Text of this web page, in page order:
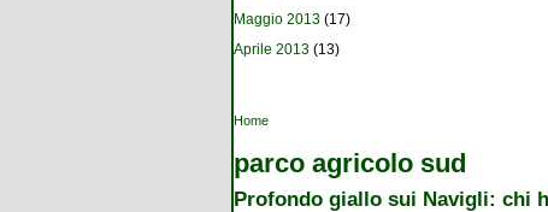
Maggio 2013 (17)
Aprile 2013 (13)
Tu sei qui
Home
parco agricolo sud
Profondo giallo sui Navigli: chi